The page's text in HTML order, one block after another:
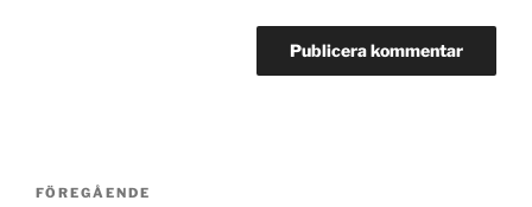
Inläggsnavigering
Föregående
FÖREGÅENDE